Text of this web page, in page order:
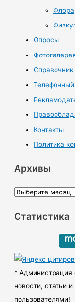
Флора
Опросы
Фотогалерея
Справочник
Контакты
Политика
Архивы
А
х
ы
Статистика
* Администрация
новости, статьи
пользователями!